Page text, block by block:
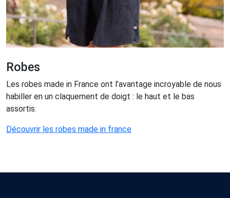
Robes
Les robes made in France ont l’avantage incroyable de nous
habiller en un claquement de doigt : le haut et le bas
assortis.
Découvrir les robes made in france